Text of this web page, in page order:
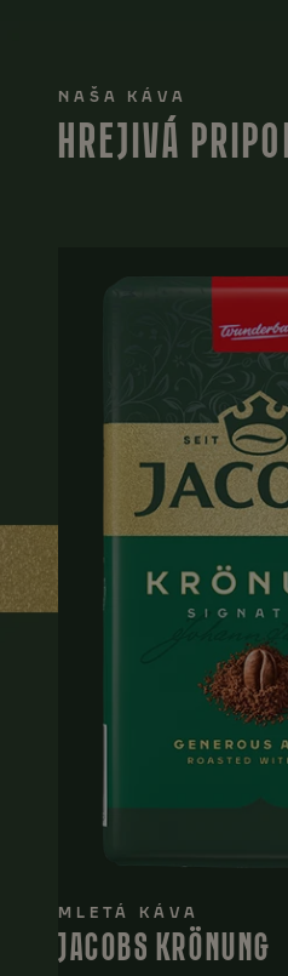
NAŠA KÁVA
HREJIVÁ
MLETÁ KÁVA
JACOBS KRÖNUNG